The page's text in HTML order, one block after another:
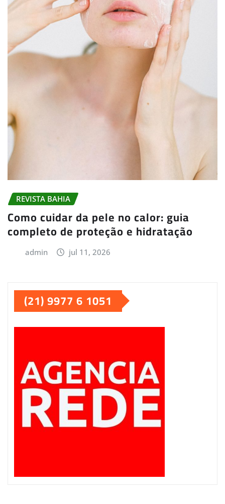
REVISTA BAHIA
Como cuidar da pele no calor: guia
completo de proteção e hidratação
admin jul 11, 2026
(21) 9977 6 1051